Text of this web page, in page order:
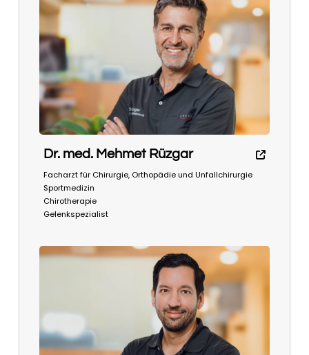
Dr. med. Mehmet Rüzgar
Facharzt für Chirurgie, Orthopädie und Unfallchirurgie
Sportmedizin
Chirotherapie
Gelenkspezialist